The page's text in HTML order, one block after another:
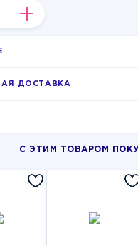
+
ДОСТАВКА
С ЭТИМ ТОВАРОМ